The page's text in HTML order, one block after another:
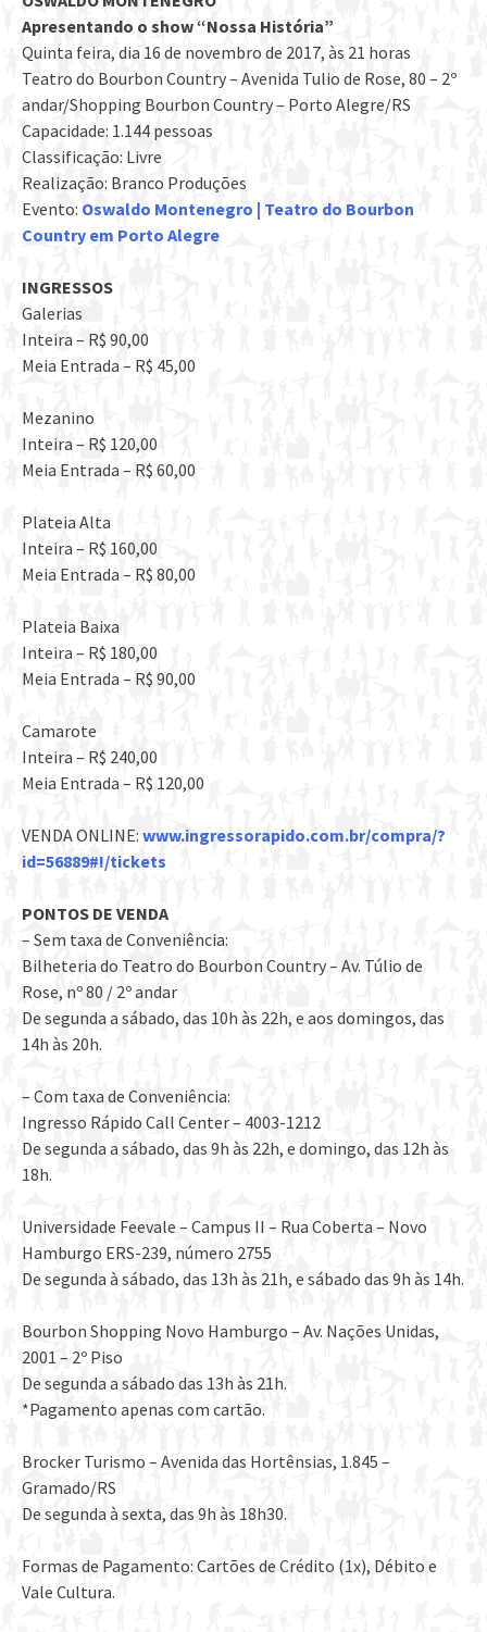
Apresentando o show “Nossa História”
Quinta feira, dia 16 de novembro de 2017, às 21 horas
Teatro do Bourbon Country – Avenida Tulio de Rose, 80 – 2º
andar/Shopping Bourbon Country – Porto Alegre/RS
Capacidade: 1.144 pessoas
Classificação: Livre
Realização: Branco Produções
Evento: Oswaldo Montenegro | Teatro do Bourbon
Country em Porto Alegre
INGRESSOS
Galerias
Inteira – R$ 90,00
Meia Entrada – R$ 45,00
Mezanino
Inteira – R$ 120,00
Meia Entrada – R$ 60,00
Plateia Alta
Inteira – R$ 160,00
Meia Entrada – R$ 80,00
Plateia Baixa
Inteira – R$ 180,00
Meia Entrada – R$ 90,00
Camarote
Inteira – R$ 240,00
Meia Entrada – R$ 120,00
VENDA ONLINE: www.ingressorapido.com.br/compra/?
id=56889#!/tickets
PONTOS DE VENDA
– Sem taxa de Conveniência:
Bilheteria do Teatro do Bourbon Country – Av. Túlio de
Rose, nº 80 / 2º andar
De segunda a sábado, das 10h às 22h, e aos domingos, das
14h às 20h.
– Com taxa de Conveniência:
Ingresso Rápido Call Center – 4003-1212
De segunda a sábado, das 9h às 22h, e domingo, das 12h às
18h.
Universidade Feevale – Campus II – Rua Coberta – Novo
Hamburgo ERS-239, número 2755
De segunda à sábado, das 13h às 21h, e sábado das 9h às 14h.
Bourbon Shopping Novo Hamburgo – Av. Nações Unidas,
2001 – 2º Piso
De segunda a sábado das 13h às 21h.
*Pagamento apenas com cartão.
Brocker Turismo – Avenida das Hortênsias, 1.845 –
Gramado/RS
De segunda à sexta, das 9h às 18h30.
Formas de Pagamento: Cartões de Crédito (1x), Débito e
Vale Cultura.